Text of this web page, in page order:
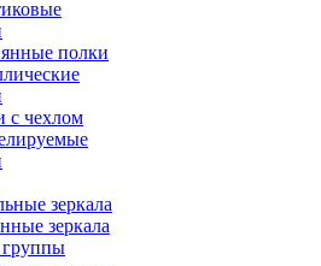
полки
с чехлом
зеркала
зеркала